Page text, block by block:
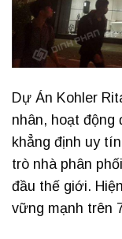
Dự Án Kohler
nhân, hoạt động
khẳng định uy
trò nhà phân
đầu thế giới.
vững mạnh trên